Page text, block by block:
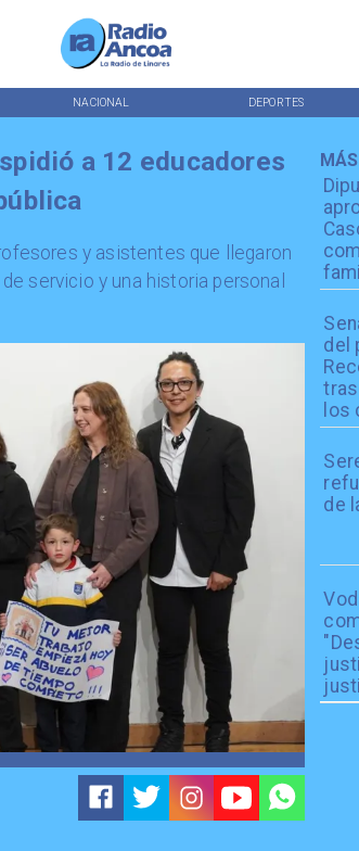
NACIONAL DEPORTES
del
los
de
a 12 educadores
y asistentes que llegaron
servicio y una historia personal